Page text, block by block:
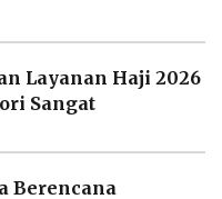
Layanan Haji 2026
Sangat
Berencana